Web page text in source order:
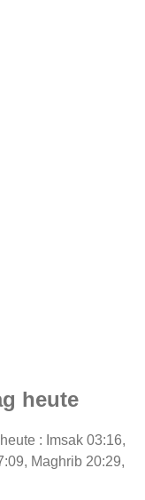
heute
: Imsak 03:16,
Maghrib 20:29,